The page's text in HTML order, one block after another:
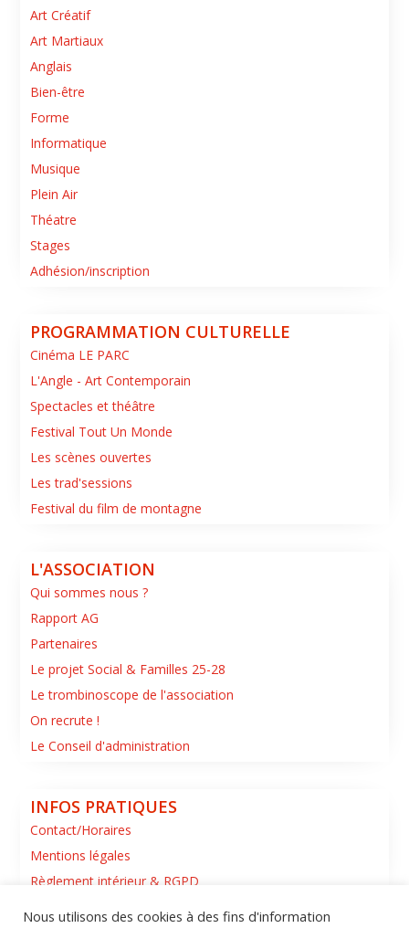
Art Créatif
Art Martiaux
Anglais
Bien-être
Forme
Informatique
Musique
Plein Air
Théatre
Stages
Adhésion/inscription
PROGRAMMATION CULTURELLE
Cinéma LE PARC
L'Angle - Art Contemporain
Spectacles et théâtre
Festival Tout Un Monde
Les scènes ouvertes
Les trad'sessions
Festival du film de montagne
L'ASSOCIATION
Qui sommes nous ?
Rapport AG
Partenaires
Le projet Social & Familles 25-28
Le trombinoscope de l'association
On recrute !
Le Conseil d'administration
INFOS PRATIQUES
Contact/Horaires
Mentions légales
Règlement intérieur & RGPD
Nous utilisons des cookies à des fins d'information